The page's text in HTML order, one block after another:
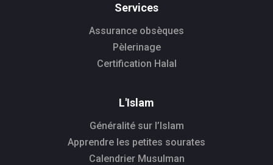
Services
Assurance obsèques
Pèlerinage
Certification Halal
L'Islam
Généralité sur l’Islam
Apprendre les petites sourates
Calendrier Musulman